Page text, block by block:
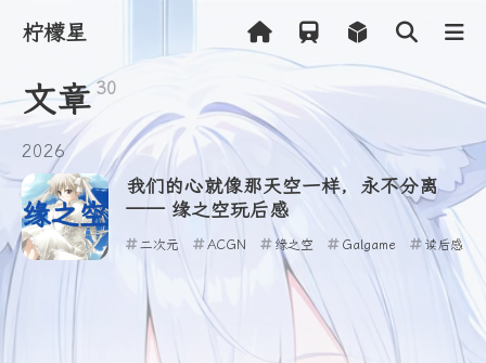
Shift 关闭快捷菜单
Shift A 打开控制台
Shift M
Shift L
柠檬星
文章 30
2026
我们的心就像那天空一样，永不分离
—— 缘之空玩后感
二次元 ACGN 缘之空 Galgame 读后感